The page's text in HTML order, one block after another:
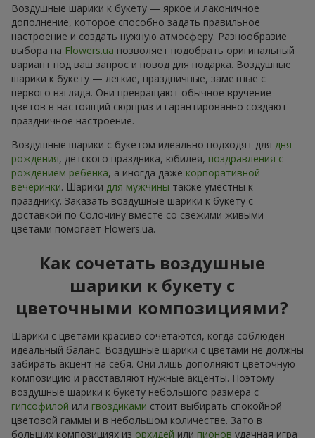
Воздушные шарики к букету — яркое и лаконичное
дополнение, которое способно задать правильное
настроение и создать нужную атмосферу. Разнообразие
выбора на Flowers.ua позволяет подобрать оригинальный
вариант под ваш запрос и повод для подарка. Воздушные
шарики к букету — легкие, праздничные, заметные с
первого взгляда. Они превращают обычное вручение
цветов в настоящий сюрприз и гарантированно создают
праздничное настроение.
Воздушные шарики с букетом идеально подходят для дня
рождения, детского праздника, юбилея, поздравления с
рождением ребенка, а иногда даже корпоративной
вечеринки. Шарики для мужчины также уместны к
празднику. Заказать воздушные шарики к букету с
доставкой по Солочину вместе со свежими живыми
цветами помогает Flowers.ua.
Как сочетать воздушные
шарики к букету с
цветочными композициями?
Шарики с цветами красиво сочетаются, когда соблюден
идеальный баланс. Воздушные шарики с цветами не должны
забирать акцент на себя. Они лишь дополняют цветочную
композицию и расставляют нужные акценты. Поэтому
воздушные шарики к букету небольшого размера с
гипсофилой или гвоздиками стоит выбирать спокойной
цветовой гаммы и в небольшом количестве. Зато в
больших композициях из орхидей или пионов удачная игра